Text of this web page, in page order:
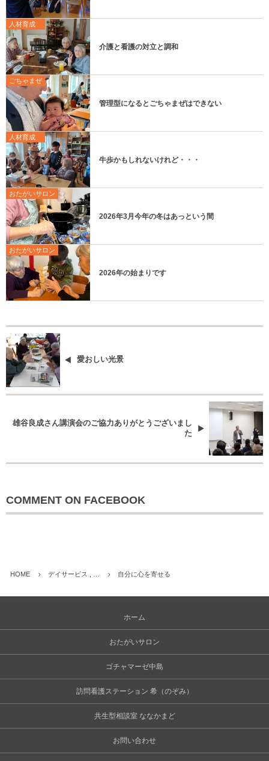
人材育成
介護と看護の対立と調和
ごちゃまぜ
管理型になるとごちゃまぜはできない
人材育成
牛歩かもしれないけれど・・・
おたがいサロン
2026年3月今年の冬はあっという間
おたがいサロン
2026年の始まりです
愛おしい光景
雄谷良成さん講演会のご協力ありがとうございまし
た
COMMENT ON FACEBOOK
HOME デイサービス , … 自分に心を寄せる
ホーム
おたがいサロン
ゴチャマーゼ中島
訪問看護ステーション 希（のぞみ）
共生型相談室 ななかまど
お問い合わせ